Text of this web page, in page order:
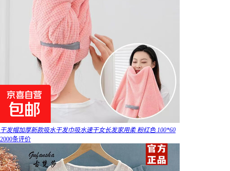
干发帽加厚新款吸水干发巾吸水速干女长发家用柔 粉红色 100*60
2000条评价